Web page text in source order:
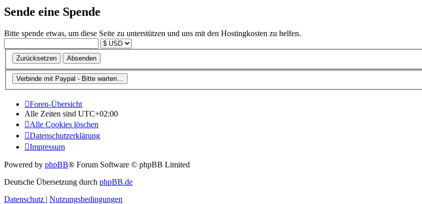
Sende eine Spende
Bitte spende etwas, um diese Seite zu unterstützen und uns mit den Hostingkosten zu helfen.
Foren-Übersicht
Alle Zeiten sind UTC+02:00
Alle Cookies löschen
Datenschutzerklärung
Impressum
Powered by phpBB® Forum Software © phpBB Limited
Deutsche Übersetzung durch phpBB.de
Datenschutz
Nutzungsbedingungen